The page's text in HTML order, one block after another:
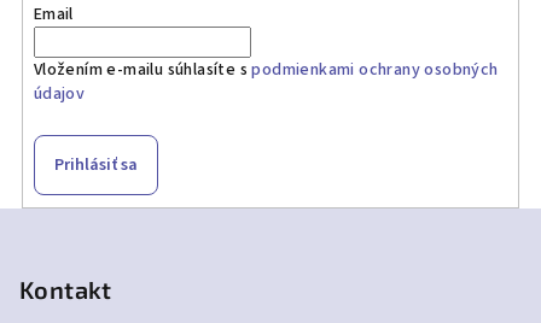
Email
Vložením e-mailu súhlasíte spodmienkami ochrany osobných
údajov
Prihlásiť sa
Kontakt